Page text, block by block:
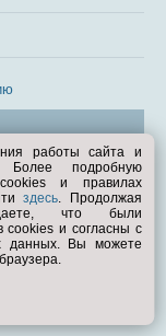
работы сайта и
Более подробную
и правилах
здесь. Продолжая
что были
и согласны с
данных. Вы можете